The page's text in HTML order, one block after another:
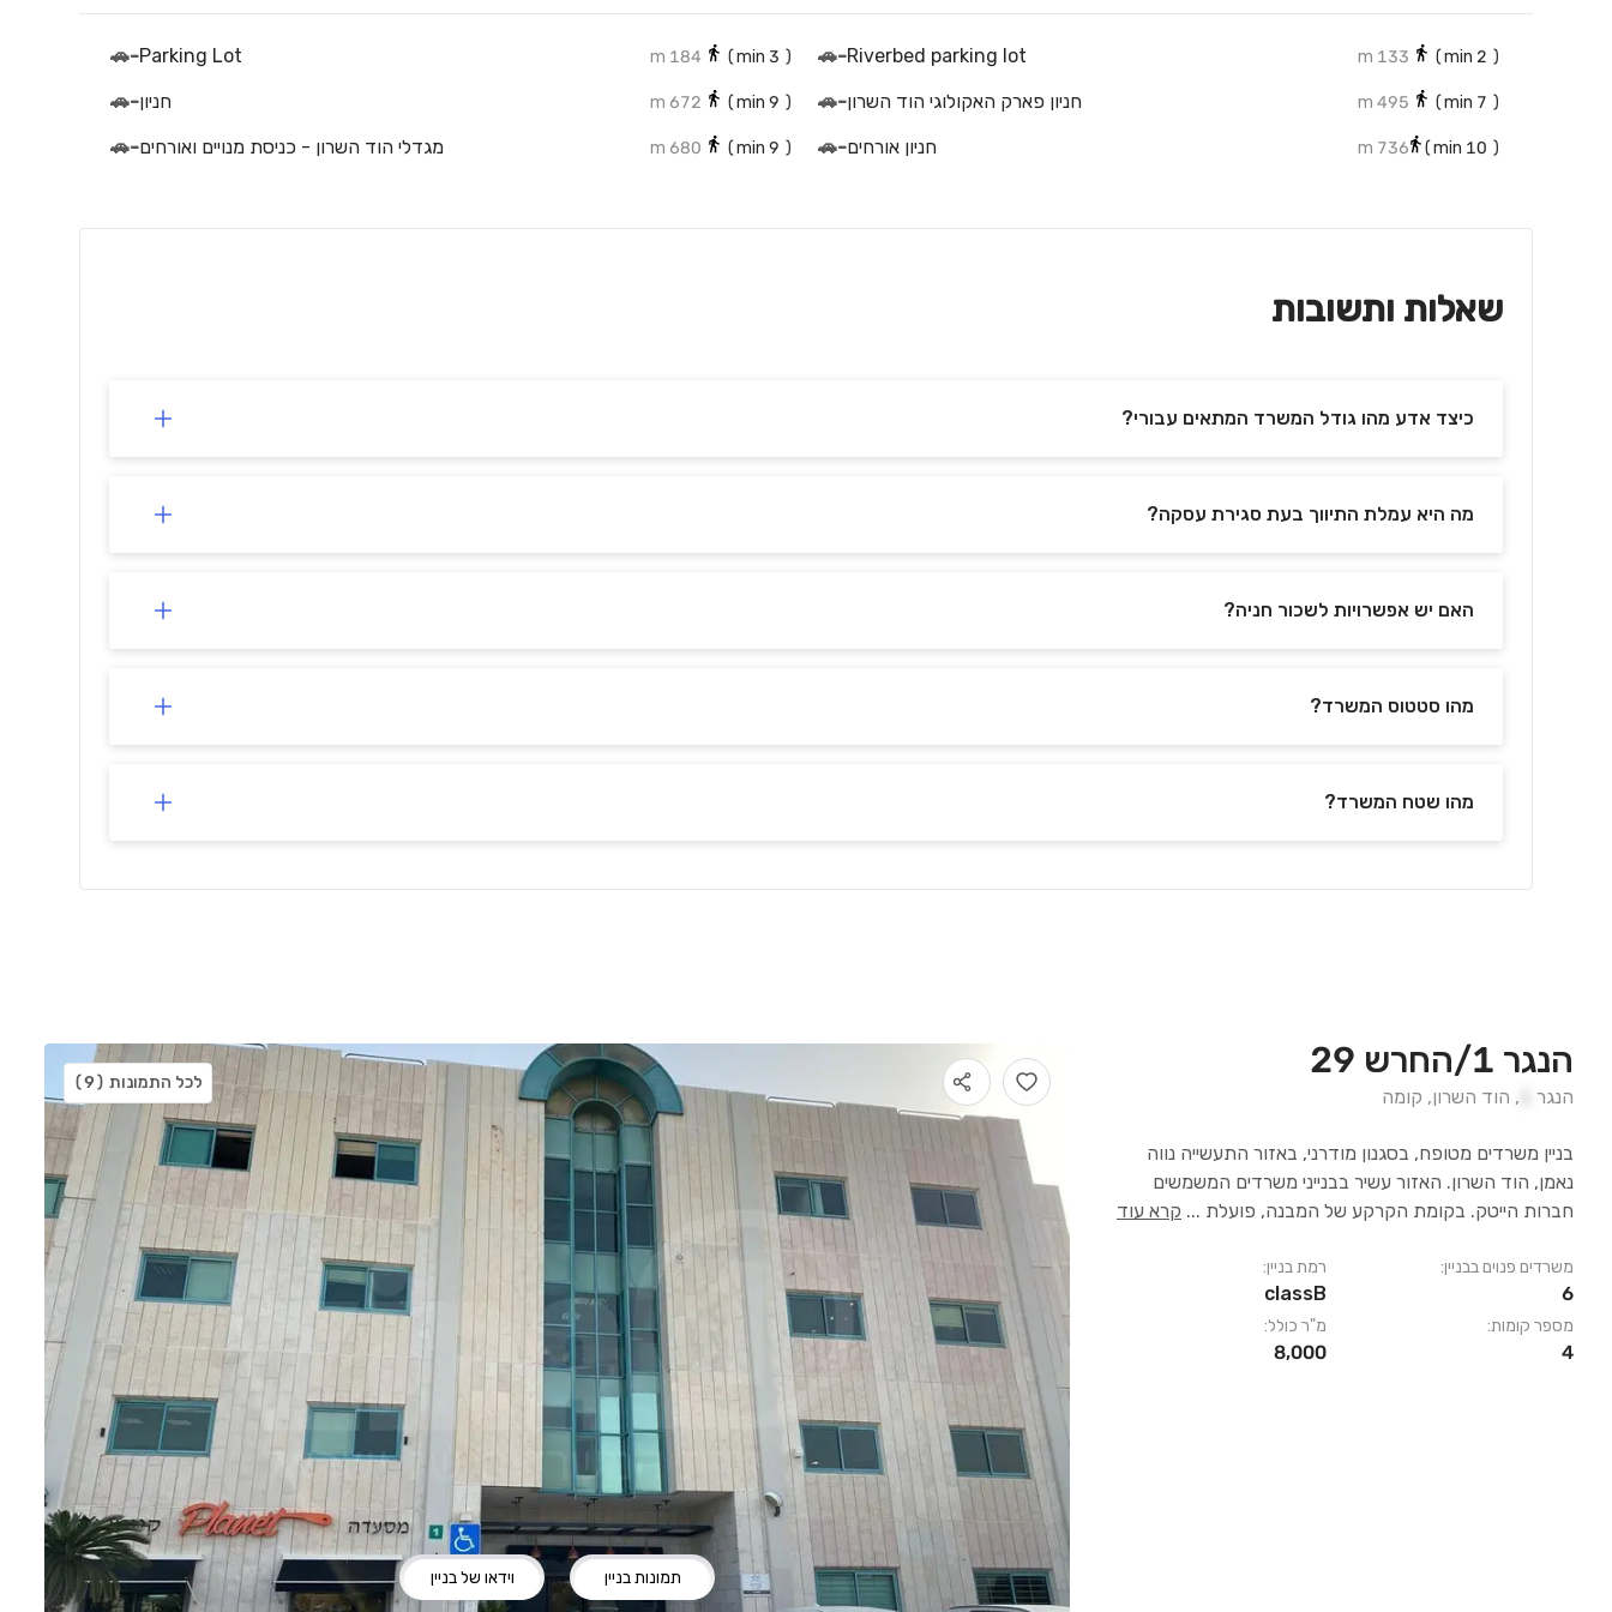
(
2
133 m
Riverbed parking lot
-
🚗
(
3
184 m
Parking Lot
-
🚗
(
7
495 m חניון פארק האקולוגי הוד השרון-
🚗
(
9
672 m חניון-
🚗
(
10
736 m חניון אורחים-
🚗
(
9
680 m מגדלי הוד השרון - כניסת מנויים ואורחים-
🚗
שאלות ותשובות
כיצד אדע מהו גודל המשרד המתאים עבורי?
מה היא עמלת התיווך בעת סגירת עסקה?
האם יש אפשרויות לשכור חניה?
מהו סטטוס המשרד?
מהו שטח המשרד?
הנגר 1/החרש 29
הנגר , הוד השרון, קומה
בניין משרדים מטופח, בסגנון מודרני, באזור התעשייה נווה
נאמן, הוד השרון. האזור עשיר בבנייני משרדים המשמשים
חברות הייטק. בקומת הקרקע של המבנה, פועלת ... קרא עוד
משרדים פנוים בבניין:
6
מספר קומות:
4
רמת בניין:
classB
מ"ר כולל:
8,000
תמונות בניין וידאו של בניין
לכל התמונות (9)